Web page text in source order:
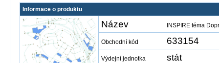
Informace o produktu
Název INSPIRE téma
Obchodní kód 633154
Výdejní jednotka stát